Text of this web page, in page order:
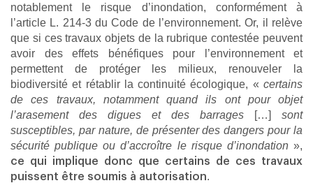
notablement le risque d’inondation, conformément à
l’article L. 214-3 du Code de l’environnement. Or, il relève
que si ces travaux objets de la rubrique contestée peuvent
avoir des effets bénéfiques pour l’environnement et
permettent de protéger les milieux, renouveler la
biodiversité et rétablir la continuité écologique, « certains
de ces travaux, notamment quand ils ont pour objet
l’arasement des digues et des barrages
[…]
sont
susceptibles, par nature, de présenter des dangers pour la
sécurité publique ou d’accroître le risque d’inondation»,
ce qui implique donc que certains de ces travaux
puissent être soumis à autorisation.